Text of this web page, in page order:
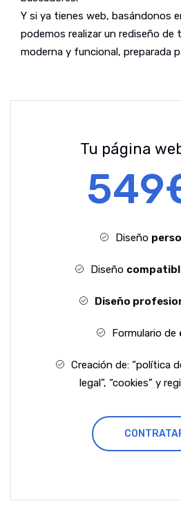
Y si ya tienes web, basándonos
podemos realizar un rediseño de
moderna y funcional, preparada
Tu página
Diseño
Diseño
Diseño
Formulario de
Creación de: “política
legal”, “cookies” y